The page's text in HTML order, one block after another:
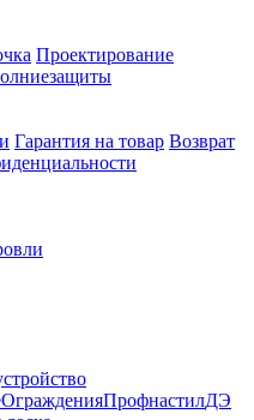
Проектирование
Гарантия на товар Возврат
ОгражденияПрофнастилДЭ